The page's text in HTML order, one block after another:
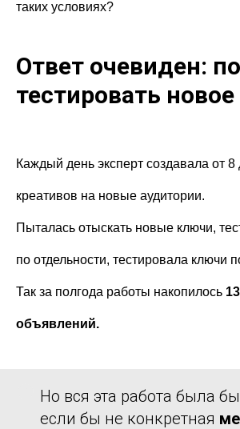
таких условиях?
Ответ очевиден:
тестировать новое
Каждый день эксперт создавала от
креативов на новые аудитории.
Пыталась отыскать новые ключи,
по отдельности, тестировала ключи
Так за полгода работы накопилось
объявлений.
Но вся эта работа была
если бы не конкретная